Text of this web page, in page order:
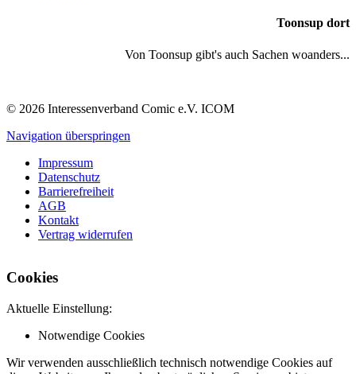
Toonsup dort
Von Toonsup gibt's auch Sachen woanders...
© 2026 Interessenverband Comic e.V. ICOM
Navigation überspringen
Impressum
Datenschutz
Barrierefreiheit
AGB
Kontakt
Vertrag widerrufen
Cookies
Aktuelle Einstellung:
Notwendige Cookies
Wir verwenden ausschließlich technisch notwendige Cookies auf